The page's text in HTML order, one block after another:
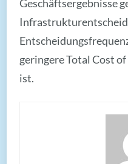
Geschäftsergebnisse
geringere Total Cost
ist.